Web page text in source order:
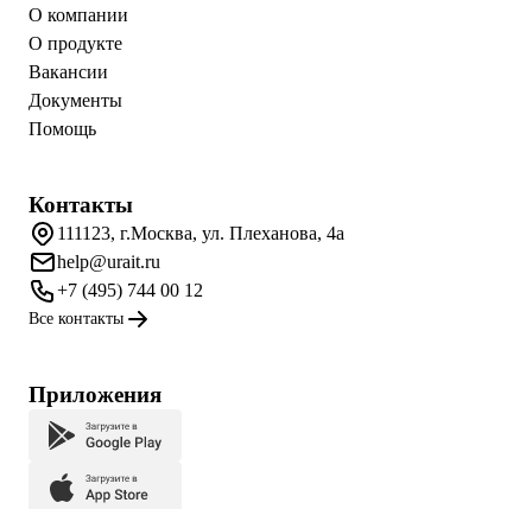
О компании
О продукте
Вакансии
Документы
Помощь
Контакты
111123, г.Москва, ул. Плеханова, 4а
help@urait.ru
+7 (495) 744 00 12
Все контакты
Приложения